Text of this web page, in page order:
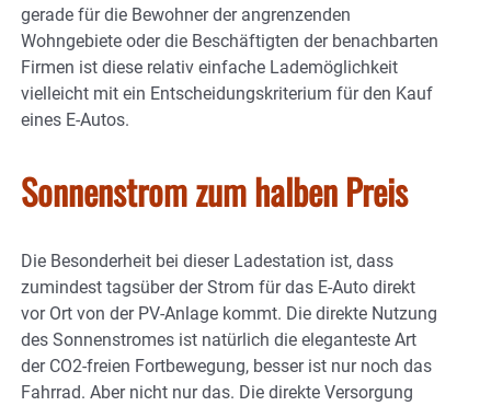
gerade für die Bewohner der angrenzenden
Wohngebiete oder die Beschäftigten der benachbarten
Firmen ist diese relativ einfache Lademöglichkeit
vielleicht mit ein Entscheidungskriterium für den Kauf
eines E-Autos.
Sonnenstrom zum halben Preis
Die Besonderheit bei dieser Ladestation ist, dass
zumindest tagsüber der Strom für das E-Auto direkt
vor Ort von der PV-Anlage kommt. Die direkte Nutzung
des Sonnenstromes ist natürlich die eleganteste Art
der CO2-freien Fortbewegung, besser ist nur noch das
Fahrrad. Aber nicht nur das. Die direkte Versorgung